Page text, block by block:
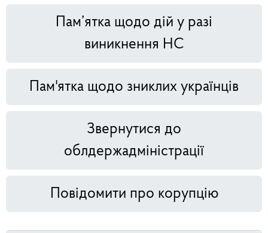
Пам’ятка щодо дій у разі
виникнення НС
Пам'ятка щодо зниклих українців
Звернутися до
облдержадміністрації
Повідомити про корупцію